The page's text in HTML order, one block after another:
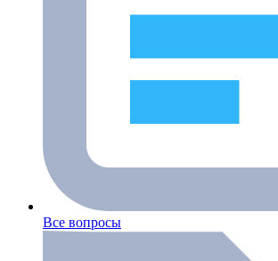
Все вопросы